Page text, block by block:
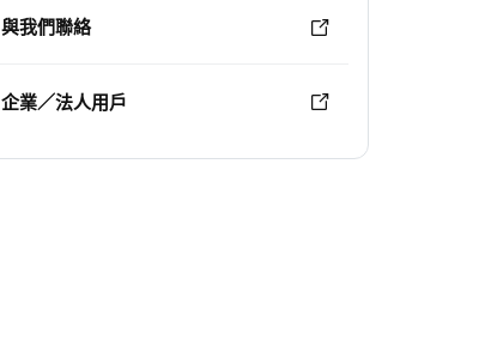
與我們聯絡
企業／法人用戶